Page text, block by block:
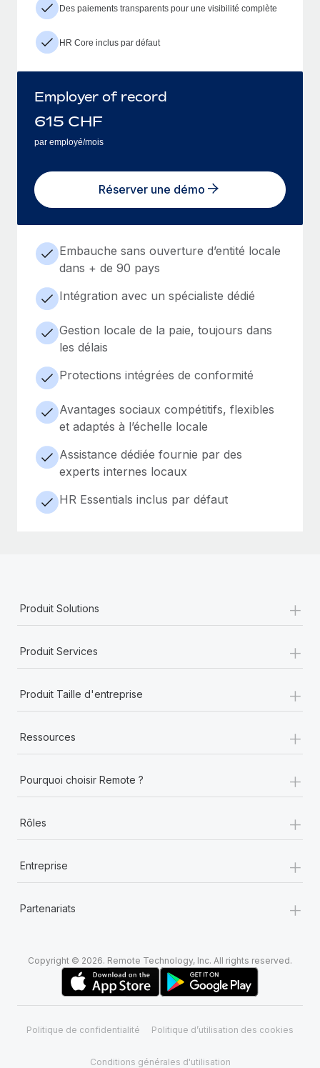
Des paiements transparents pour une visibilité complète
HR Core inclus par défaut
Employer of record
615 CHF
par employé/mois
Réserver une démo
Embauche sans ouverture d’entité locale
dans + de 90 pays
Intégration avec un spécialiste dédié
Gestion locale de la paie, toujours dans
les délais
Protections intégrées de conformité
Avantages sociaux compétitifs, flexibles
et adaptés à l’échelle locale
Assistance dédiée fournie par des
experts internes locaux
HR Essentials inclus par défaut
Produit Solutions +
Produit Services +
Produit Taille d'entreprise +
Ressources +
Pourquoi choisir Remote ? +
Rôles +
Entreprise +
Partenariats +
Copyright © 2026. Remote Technology, Inc. All rights reserved.
Politique de confidentialité Politique d’utilisation des cookies
Conditions générales d'utilisation